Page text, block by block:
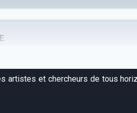
artistes et chercheurs de tous